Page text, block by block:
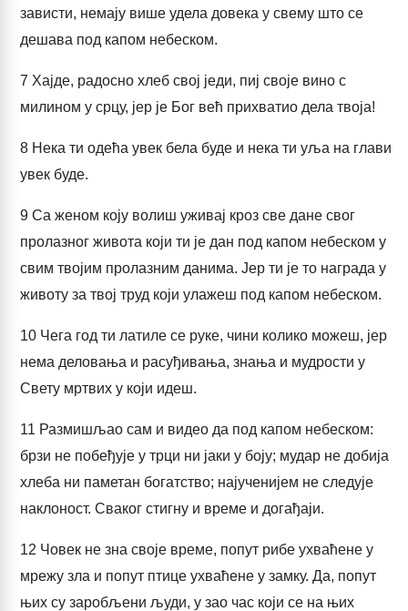
зависти, немају више удела довека у свему што се
дешава под капом небеском.
7 Хајде, радосно хлеб свој једи, пиј своје вино с
милином у срцу, јер је Бог већ прихватио дела твоја!
8 Нека ти одећа увек бела буде и нека ти уља на глави
увек буде.
9 Са женом коју волиш уживај кроз све дане свог
пролазног живота који ти је дан под капом небеском у
свим твојим пролазним данима. Јер ти је то награда у
животу за твој труд који улажеш под капом небеском.
10 Чега год ти латиле се руке, чини колико можеш, јер
нема деловања и расуђивања, знања и мудрости у
Свету мртвих у који идеш.
11 Размишљао сам и видео да под капом небеском:
брзи не побеђује у трци ни јаки у боју; мудар не добија
хлеба ни паметан богатство; најученијем не следује
наклоност. Сваког стигну и време и догађаји.
12 Човек не зна своје време, попут рибе ухваћене у
мрежу зла и попут птице ухваћене у замку. Да, попут
њих су заробљени људи, у зао час који се на њих